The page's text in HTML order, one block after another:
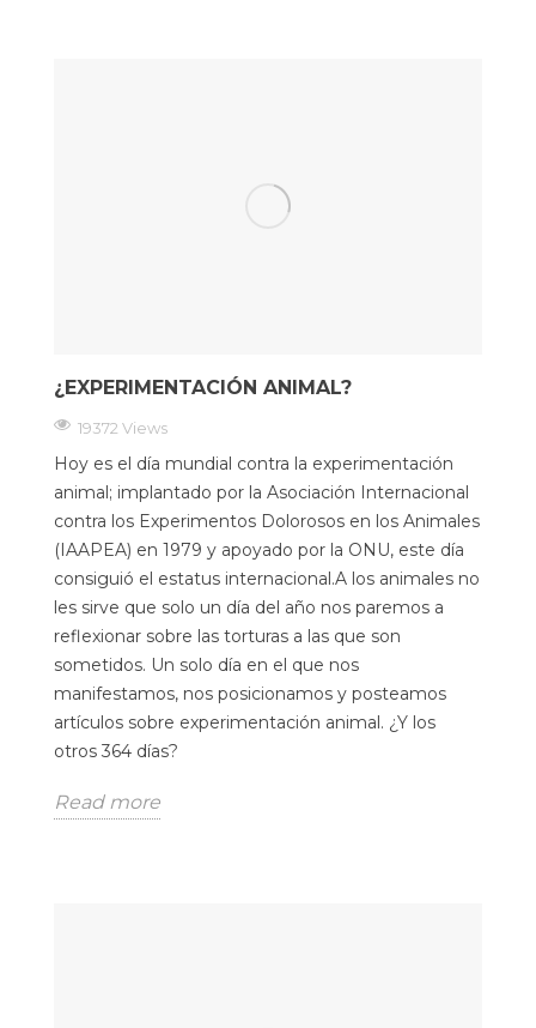
¿EXPERIMENTACIÓN ANIMAL?
19372 Views
Hoy es el día mundial contra la experimentación
animal; implantado por la Asociación Internacional
contra los Experimentos Dolorosos en los Animales
(IAAPEA) en 1979 y apoyado por la ONU, este día
consiguió el estatus internacional.A los animales no
les sirve que solo un día del año nos paremos a
reflexionar sobre las torturas a las que son
sometidos. Un solo día en el que nos
manifestamos, nos posicionamos y posteamos
artículos sobre experimentación animal. ¿Y los
otros 364 días?
Read more